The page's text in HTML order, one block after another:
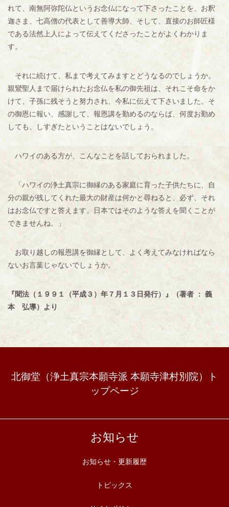
れて、南無阿弥陀仏というお念仏になって下さったことを、お釈
迦さま、七高僧の代表として善導大師、そして、直接のお師匠様
である法然上人によって伝えてくださったことがよくわかりま
す。
それに続けて、私まで考えてみますとどうなるのでしょうか。
親鸞聖人まで届けられたお念仏を私の御先祖は、それこそ命をか
けて、子孫に残そうと努力され、今私に伝えて下さいました。そ
の御恩に報い、感謝して、報恩講を勤めるのならば、何度お勤め
しても、しすぎたということはないでしょう。
ハワイのある方が、こんなことを話しておられました。
「ハワイの浄土真宗に御縁のある家庭に育った子供たちに、自
分の親が残してくれた最大の財産は何かと尋ねると、必ず、それ
はお念仏ですと答えます。日本ではそのような答えを聞くことが
できませんね。」
お取り越しの報恩講を御縁として、よく考えてみなければなら
ないお言葉じゃないでしょうか。
『聞法（１９９１（平成３）年７月１３日発行）』（著者 ： 義
本 弘導）より
北御堂（浄土真宗本願寺派 本願寺津村別院）ト
ップページ
お知らせ
お知らせ・更新履歴
トピックス